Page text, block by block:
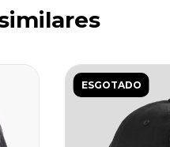
ESGOTADO